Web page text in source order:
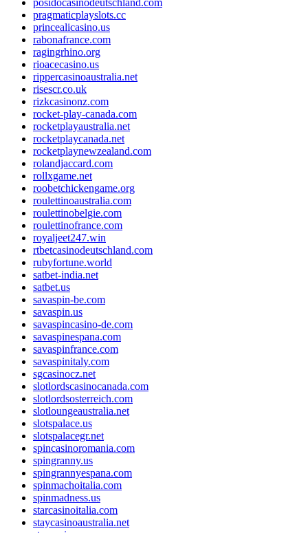
pragmaticplayslots.cc
princealicasino.us
rabonafrance.com
ragingrhino.org
rioacecasino.us
rippercasinoaustralia.net
risescr.co.uk
rizkcasinonz.com
rocket-play-canada.com
rocketplayaustralia.net
rocketplaycanada.net
rocketplaynewzealand.com
rolandjaccard.com
rollxgame.net
roobetchickengame.org
roulettinoaustralia.com
roulettinobelgie.com
roulettinofrance.com
royaljeet247.win
rtbetcasinodeutschland.com
rubyfortune.world
satbet-india.net
satbet.us
savaspin-be.com
savaspin.us
savaspincasino-de.com
savaspinespana.com
savaspinfrance.com
savaspinitaly.com
sgcasinocz.net
slotlordscasinocanada.com
slotlordsosterreich.com
slotloungeaustralia.net
slotspalace.us
slotspalacegr.net
spincasinoromania.com
spingranny.us
spingrannyespana.com
spinmachoitalia.com
spinmadness.us
starcasinoitalia.com
staycasinoaustralia.net